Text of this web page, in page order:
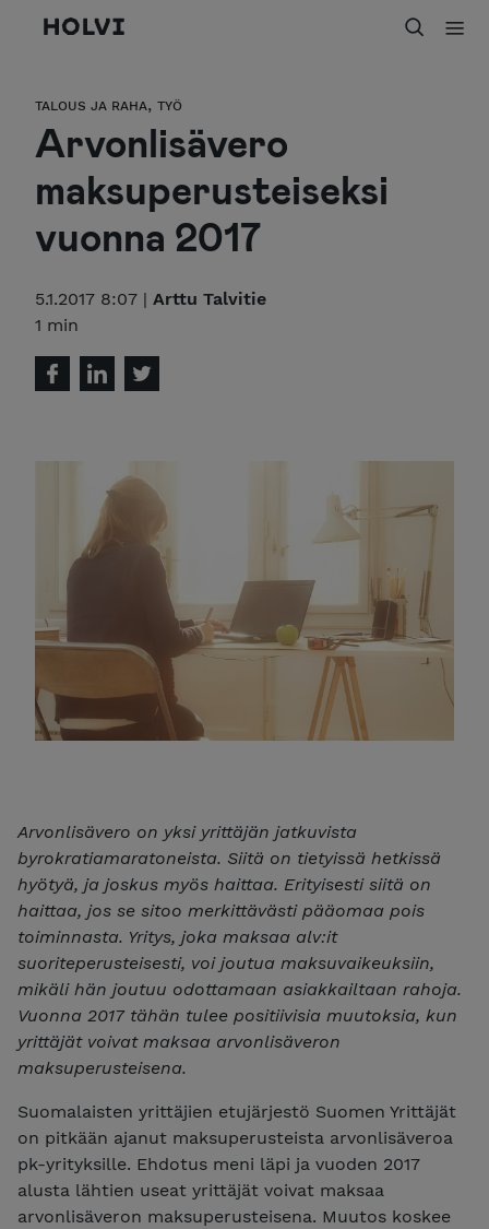
Holvi
TALOUS JA RAHA, TYÖ
Arvonlisävero
maksuperusteiseksi
vuonna 2017
5.1.2017 8:07 | Arttu Talvitie
1 min
Arvonlisävero on yksi yrittäjän jatkuvista
byrokratiamaratoneista. Siitä on tietyissä hetkissä
hyötyä, ja joskus myös haittaa. Erityisesti siitä on
haittaa, jos se sitoo merkittävästi pääomaa pois
toiminnasta. Yritys, joka maksaa alv:it
suoriteperusteisesti, voi joutua maksuvaikeuksiin,
mikäli hän joutuu odottamaan asiakkailtaan rahoja.
Vuonna 2017 tähän tulee positiivisia muutoksia, kun
yrittäjät voivat maksaa arvonlisäveron
maksuperusteisena.
Suomalaisten yrittäjien etujärjestö Suomen Yrittäjät
on pitkään ajanut maksuperusteista arvonlisäveroa
pk-yrityksille. Ehdotus meni läpi ja vuoden 2017
alusta lähtien useat yrittäjät voivat maksaa
arvonlisäveron maksuperusteisena. Muutos koskee